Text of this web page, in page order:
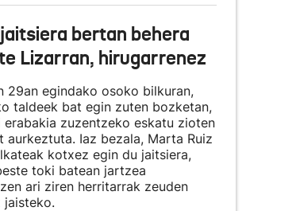
bertan behera
Lizarran, hirugarrenez
29an egindako osoko bilkuran,
taldeek bat egin zuten bozketan,
erabakia zuzentzeko eskatu zioten
aurkeztuta. Iaz bezala, Marta Ruiz
kotxez egin du jaitsiera,
toki batean jartzea
ari ziren herritarrak zeuden
jaisteko.